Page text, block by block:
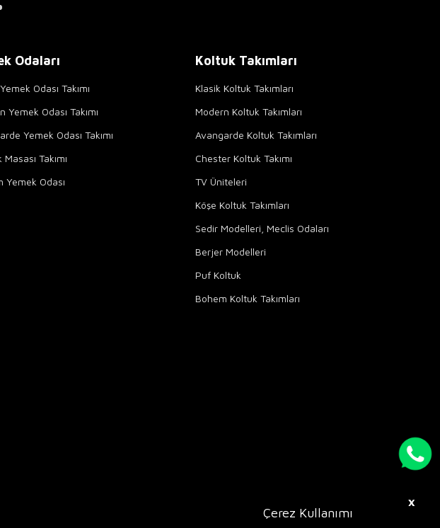
X
Çerez Kullanımı
Odaları
Odası Takımı
Yemek Odası Takımı
Yemek Odası Takımı
Takımı
Yemek Odası
Koltuk Takımları
Klasik Koltuk Takımları
Modern Koltuk Takımları
Avangarde Koltuk Takımları
Chester Koltuk Takımı
TV Üniteleri
Köşe Koltuk Takımları
Sedir Modelleri, Meclis Odaları
Berjer Modelleri
Puf Koltuk
Bohem Koltuk Takımları